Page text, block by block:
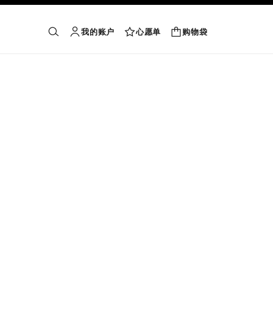
搜索 账户
我的账户
心愿单
心愿单 购物袋购物袋